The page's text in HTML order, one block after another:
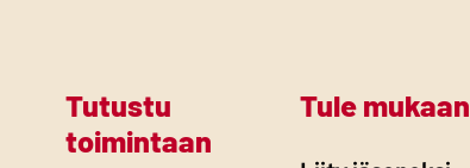
Tutustu
toimintaan
Tule mukaan